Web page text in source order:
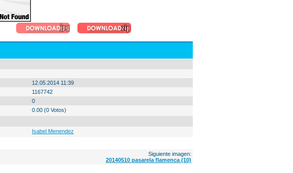
12.05.2014 11:39
1167742
0
0.00 (0 Votos)
Isabel Menendez
Siguiente imagen:
20140510 pasarela flamenca (10)